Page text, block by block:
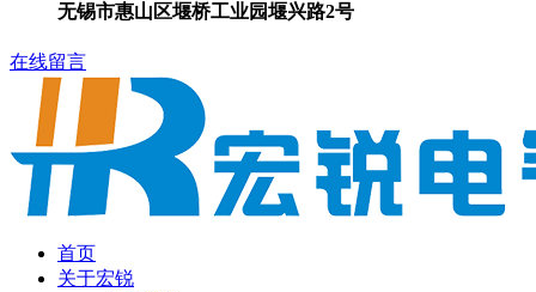
无锡市惠山区堰桥工业园堰兴路2号
在线留言
首页
关于宏锐